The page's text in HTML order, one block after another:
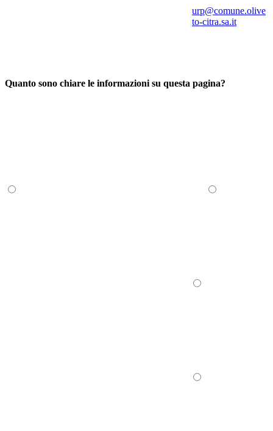
urp@comune.olive
to-citra.sa.it
Quanto sono chiare le informazioni su questa pagina?